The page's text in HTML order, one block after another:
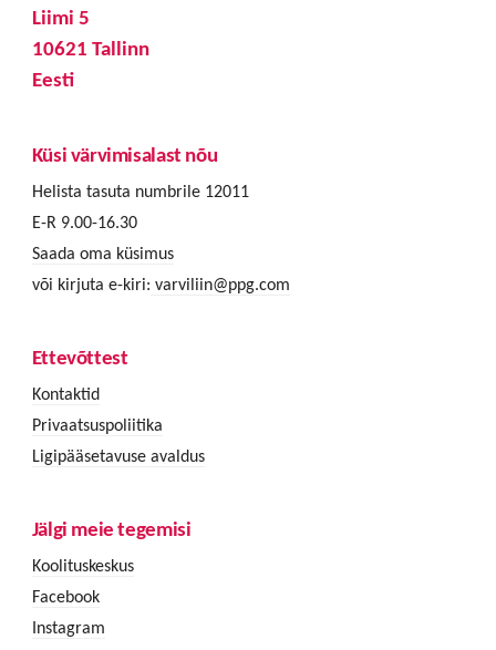
Liimi 5
10621 Tallinn
Eesti
Küsi värvimisalast nõu
Helista tasuta numbrile 12011
E-R 9.00-16.30
Saada oma küsimus
või kirjuta e-kiri: varviliin@ppg.com
Ettevõttest
Kontaktid
Privaatsuspoliitika
Ligipääsetavuse avaldus
Jälgi meie tegemisi
Koolituskeskus
Facebook
Instagram